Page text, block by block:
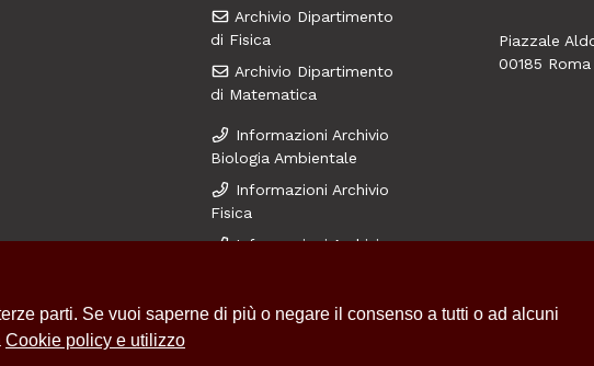
Archivio Dipartimento
di Fisica
Archivio Dipartimento
di Matematica
Informazioni Archivio
Biologia Ambientale
Informazioni Archivio
Fisica
Informazioni Archivio
Piazzale
00185 Roma
parti. Se vuoi saperne di più o negare il consenso a tutti o ad alcuni
Cookie policy e utilizzo